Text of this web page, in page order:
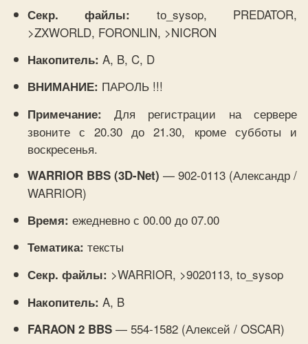
Секр. файлы:
tо_sysop, PREDATOR,
>ZXWORLD, FORONLIN, >NICRON
Накопитель: A, B, C, D
ВНИМАНИЕ: ПАРОЛЬ !!!
Примечание: Для регистрации на сервере
звоните с 20.30 до 21.30, кроме субботы и
воскресенья.
WARRIOR BBS (3D-Net) — 902-0113 (Александр /
WARRIOR)
Время: ежедневно с 00.00 до 07.00
Тематика: тексты
Секр. файлы: >WARRIOR, >9020113, to_sysop
Накопитель: A, B
FARAON 2 BBS— 554-1582 (Алексей / OSCAR)